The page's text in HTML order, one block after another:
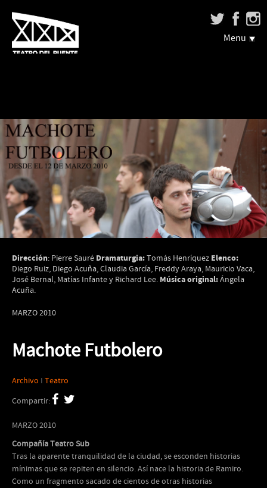
Menu
Dirección: Pierre Sauré Dramaturgia:Tomás Henríquez Elenco:
Diego Ruiz, Diego Acuña, Claudia García, Freddy Araya, Mauricio Vaca,
José Bernal, Matías Infante y Richard Lee. Música original:Ángela
Acuña.
MARZO 2010
Machote Futbolero
Archivo I Teatro
Compartir:
MARZO 2010
Compañía Teatro Sub
Tras la aparente tranquilidad de la ciudad, se esconden historias
mínimas que se repiten en silencio. Así nace la historia de Ramiro.
Como un fragmento sacado de cientos de otras historias